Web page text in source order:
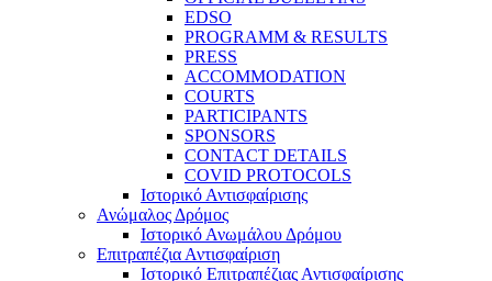
EDSO
PROGRAMM & RESULTS
PRESS
ACCOMMODATION
COURTS
PARTICIPANTS
SPONSORS
CONTACT DETAILS
COVID PROTOCOLS
Ιστορικό Αντισφαίρισης
Ανώμαλος Δρόμος
Ιστορικό Ανωμάλου Δρόμου
Επιτραπέζια Αντισφαίριση
Ιστορικό Επιτραπέζιας Αντισφαίρισης